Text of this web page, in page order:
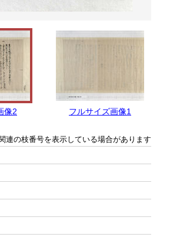
像2 フルサイズ画像1
連の枝番号を表示している場合があります